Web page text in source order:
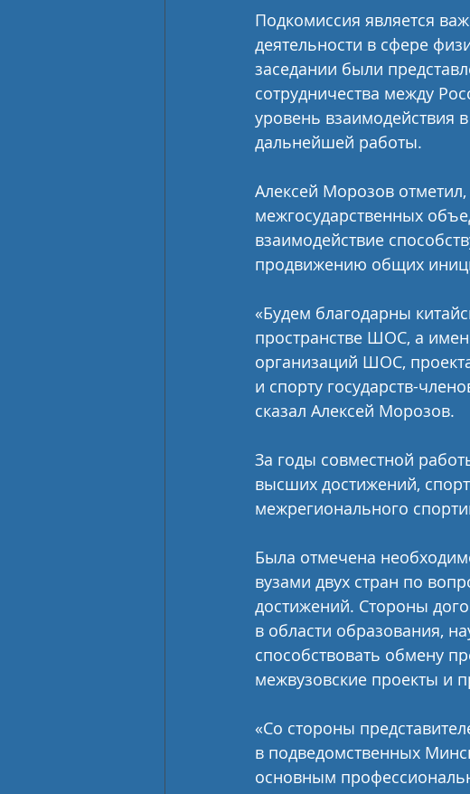
Подкомиссия является
деятельности в сфере
заседании были
сотрудничества между
уровень взаимодействия
дальнейшей работы.
Алексей Морозов
межгосударственных
взаимодействие
продвижению общих
«Будем благодарны
пространстве ШОС, а
организаций ШОС,
и спорту государств-
сказал Алексей Морозов.
За годы совместной
высших достижений,
межрегионального
Была отмечена
вузами двух стран по
достижений. Стороны
в области образования,
способствовать обмену
межвузовские проекты и
«Со стороны
в подведомственных
основным